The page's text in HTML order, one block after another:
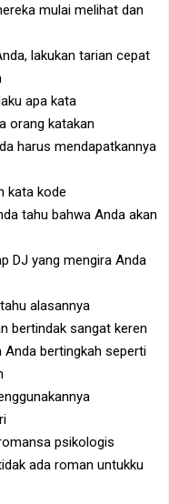
mulai melihat dan
lakukan tarian cepat
apa kata
orang katakan
harus mendapatkannya
kata kode
tahu bahwa Anda akan
DJ yang mengira Anda
alasannya
bertindak sangat keren
bertingkah seperti
psikologis
ada roman untukku